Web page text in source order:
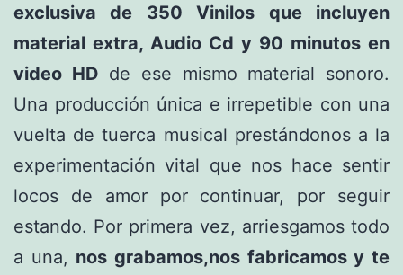
exclusiva de 350 Vinilos que incluyen
material extra, Audio Cd y 90 minutos en
video HD de ese mismo material sonoro.
Una producción única e irrepetible con una
vuelta de tuerca musical prestándonos a la
experimentación vital que nos hace sentir
locos de amor por continuar, por seguir
estando. Por primera vez, arriesgamos todo
a una, nos grabamos,nos fabricamos y te